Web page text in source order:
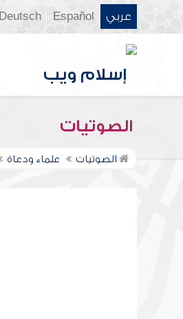
عربي Español
Deutsch
الصوتيات
الصوتيات علماء ودعاة